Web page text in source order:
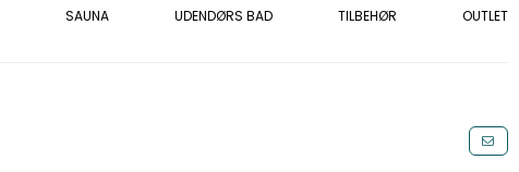
SAUNA UDENDØRS BAD TILBEHØR OUTLET